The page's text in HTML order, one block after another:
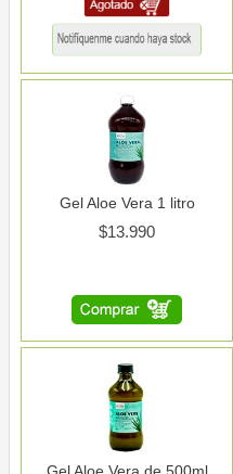
Gel Aloe Vera 1 litro
$13.990